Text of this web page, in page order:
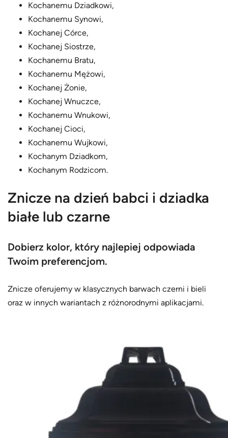
Kochanemu Dziadkowi,
Kochanemu Synowi,
Kochanej Córce,
Kochanej Siostrze,
Kochanemu Bratu,
Kochanemu Mężowi,
Kochanej Żonie,
Kochanej Wnuczce,
Kochanemu Wnukowi,
Kochanej Cioci,
Kochanemu Wujkowi,
Kochanym Dziadkom,
Kochanym Rodzicom.
Znicze na dzień babci i dziadka
białe lub czarne
Dobierz kolor, który najlepiej odpowiada
Twoim preferencjom.
Znicze oferujemy w klasycznych barwach czerni i bieli
oraz w innych wariantach z różnorodnymi aplikacjami.